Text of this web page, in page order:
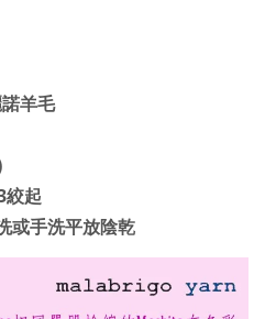
羊毛
絞起
或手洗平放陰乾